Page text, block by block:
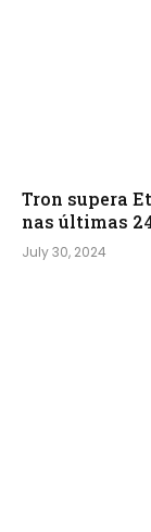
Tron supera
nas últimas
July 30, 2024